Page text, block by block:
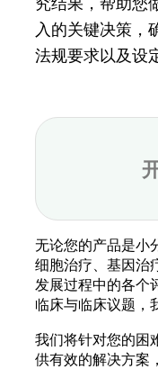
入的关键决策，
法规要求以及设
无论您的产品是小
细胞治疗、基因治
发展过程中的各个
临床与临床议题，
我们将针对您的困
供有效的解决方案